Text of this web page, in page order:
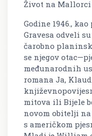
Život na Mallorci
Godine 1946.,
Gravesa odveli
čarobno
se njegov
međunarodnih
romana Ja,
mitova ili Bijele
novom obitelji
s američkom